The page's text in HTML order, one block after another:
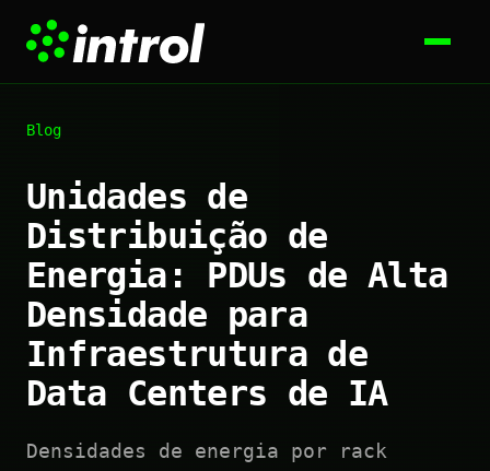
Blog
Unidades de
Distribuição de
Energia: PDUs de Alta
Densidade para
Infraestrutura de
Data Centers de IA
Densidades de energia por rack